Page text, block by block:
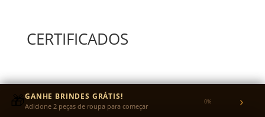
CERTIFICADOS
🎁GANHE BRINDES GRÁTIS!
Adicione 2 peças de roupa para começar 0% ›